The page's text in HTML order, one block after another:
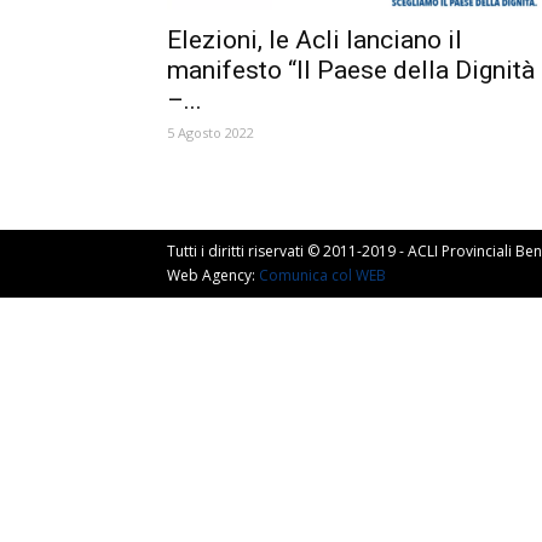
Elezioni, le Acli lanciano il
manifesto “Il Paese della Dignità
–...
5 Agosto 2022
Tutti i diritti riservati © 2011-2019 - ACLI Provinciali
Web Agency: Comunica col WEB